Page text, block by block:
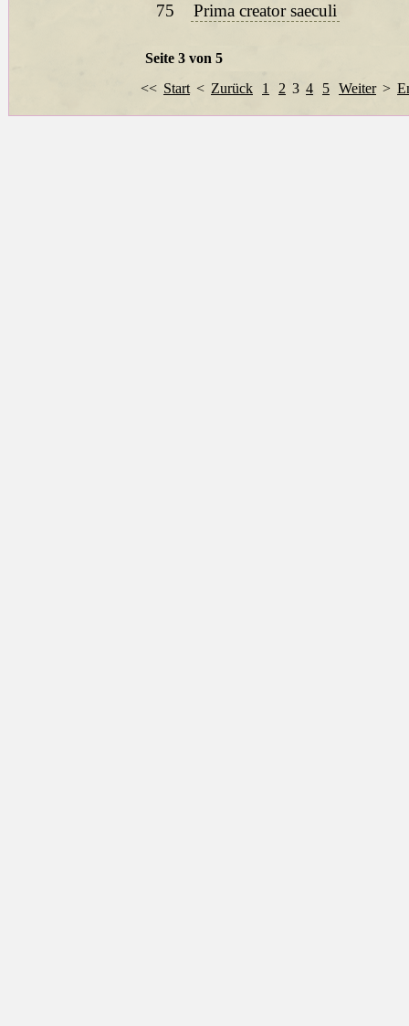
75
Prima creator saeculi
Seite 3 von 5
<< Start < Zurück 1 2 3 4 5 Weiter >